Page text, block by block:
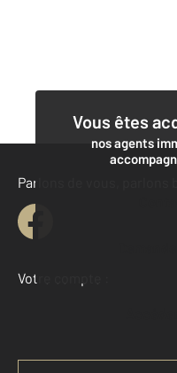
Vous êtes
nos agents
Parlons de vous, parlons
Votre compte :